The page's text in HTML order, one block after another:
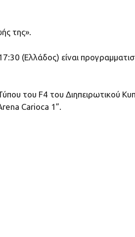
της».
(Ελλάδος) είναι
του F4 του Διηπειρωτικού
Carioca 1”.